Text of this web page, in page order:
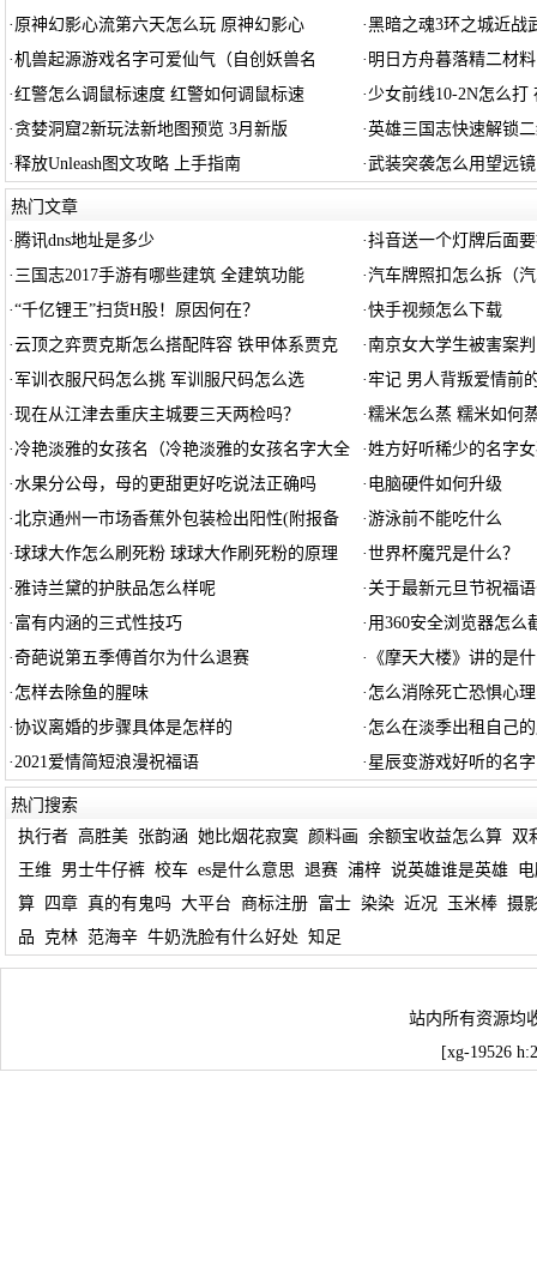
· 原神幻影心流第六天怎么玩 原神幻影心 ·黑暗之魂3环之城近战
·机兽起源游戏名字可爱仙气（自创妖兽名 · 明日方舟暮落精二材
·红警怎么调鼠标速度 红警如何调鼠标速 · 少女前线10-2N怎么打
·贪婪洞窟2新玩法新地图预览 3月新版 ·英雄三国志快速解锁
·释放Unleash图文攻略 上手指南 ·武装突袭怎么用望远
热门文章
·腾讯dns地址是多少 ·抖音送一个灯牌后面
· 三国志2017手游有哪些建筑 全建筑功能 ·汽车牌照扣怎么拆（
·“千亿锂王”扫货H股！原因何在？ ·快手视频怎么下载
·云顶之弈贾克斯怎么搭配阵容 铁甲体系贾克 ·南京女大学生被害案
· 军训衣服尺码怎么挑 军训服尺码怎么选 ·牢记 男人背叛爱情前
·现在从江津去重庆主城要三天两检吗？ ·糯米怎么蒸 糯米如何
· 冷艳淡雅的女孩名（冷艳淡雅的女孩名字大全 ·姓方好听稀少的名字
·水果分公母，母的更甜更好吃说法正确吗 · 电脑硬件如何升级
·北京通州一市场香蕉外包装检出阳性(附报备 ·游泳前不能吃什么
·球球大作怎么刷死粉 球球大作刷死粉的原理 ·世界杯魔咒是什么？
·雅诗兰黛的护肤品怎么样呢 · 关于最新元旦节祝福
· 富有内涵的三式性技巧 · 用360安全浏览器怎么
·奇葩说第五季傅首尔为什么退赛 · 《摩天大楼》讲的是
· 怎样去除鱼的腥味 · 怎么消除死亡恐惧心
·协议离婚的步骤具体是怎样的 · 怎么在淡季出租自己
·2021爱情简短浪漫祝福语 · 星辰变游戏好听的名
热门搜索
执行者
高胜美 张韵涵 她比烟花寂寞 颜料画 余额宝收益怎么算
双
王维
男士牛仔裤 校车 es是什么意思 退赛 浦梓 说英雄谁是英雄
算
四章 真的有鬼吗 大平台 商标注册 富士 染染 近况 玉米棒 摄
品
克林 范海辛 牛奶洗脸有什么好处 知足
站内所有资源均
[xg-19526